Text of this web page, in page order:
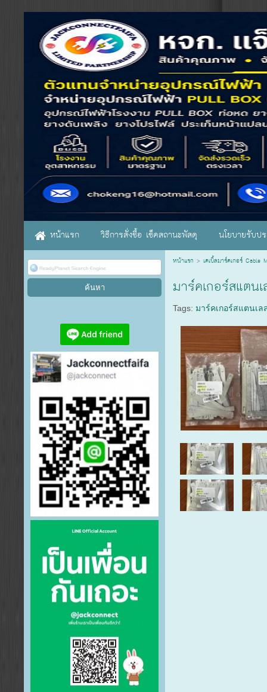
หน้าแรก วิธีการสั่งซื้อ เช็คสถานะพัสดุ นโยบายรับป
หน้าแรก > เคเบิ้ลมาร์คเกอร์ Cable
มาร์คเกอร์สแตน
Tags: มาร์คเกอร์สแตนเล